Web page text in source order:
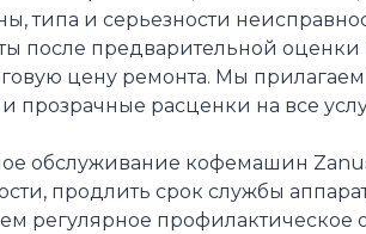
типа и серьезности
после предварительной
цену ремонта. Мы
прозрачные расценки на все
обслуживание кофемашин
продлить срок службы
регулярное профилактическое